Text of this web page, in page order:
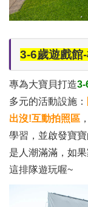
3-6歲遊戲館
專為大寶貝打造3-
多元的活動設施：
出沒!互動拍照區
學習，並啟發寶
是人潮滿滿，如
這排隊遊玩喔~